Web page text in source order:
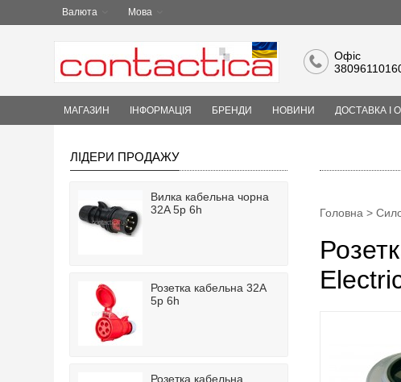
Валюта Мова
Офіс
МАГАЗИН ІНФОРМАЦІЯ БРЕНДИ НОВИНИ ДОСТАВКА І
ЛІДЕРИ ПРОДАЖУ
Вилка кабельна чорна
32A 5p 6h
Розетка кабельна 32A
5p 6h
Розетка кабельна
Головна >